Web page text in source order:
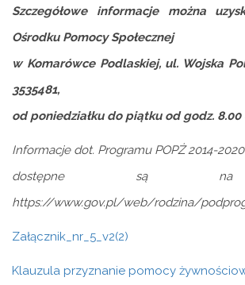
Szczegółowe informacje można
Ośrodku Pomocy Społecznej
w Komarówce Podlaskiej, ul. Wojska
3535481,
od poniedziałku do piątku od godz. 8.00
Informacje dot. Programu POPŻ 2014-
dostępne są na
https://www.gov.pl/web/rodzina/
Załącznik_nr_5_v2(2)
Klauzula przyznanie pomocy